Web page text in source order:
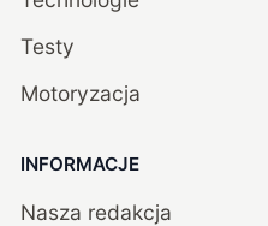
Testy
Motoryzacja
INFORMACJE
Nasza redakcja